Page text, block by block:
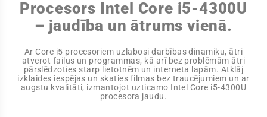
Procesors Intel Core i5-4300U
– jaudība un ātrums vienā.
Ar Core i5 procesoriem uzlabosi darbības dinamiku, ātri
atverot failus un programmas, kā arī bez problēmām ātri
pārslēdzoties starp lietotnēm un interneta lapām. Atklāj
izklaides iespējas un skaties filmas bez traucējumiem un ar
augstu kvalitāti, izmantojot uzticamo Intel Core i5-4300U
procesora jaudu.